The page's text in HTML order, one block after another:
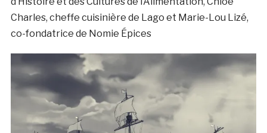
Charles, cheffe cuisinière de Lago et Marie-Lou Lizé,
co-fondatrice de Nomie Épices